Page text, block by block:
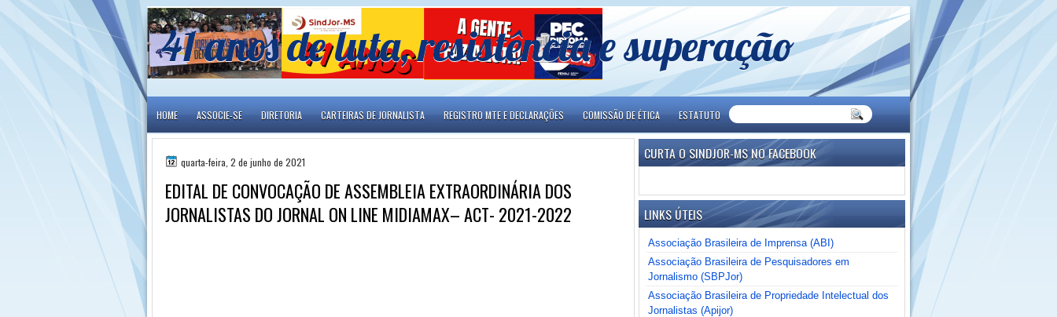
41 anos de luta, resistência e superação
HOME ASSOCIE-SE DIRETORIA CARTEIRAS DE JORNALISTA REGISTRO MTE E DECLARAÇÕES COMISSÃO DE ÉTICA ESTATUTO
quarta-feira, 2 de junho de 2021
EDITAL DE CONVOCAÇÃO DE ASSEMBLEIA EXTRAORDINÁRIA DOS
JORNALISTAS DO JORNAL ON LINE MIDIAMAX– ACT- 2021-2022
CURTA O SINDJOR-MS NO FACEBOOK
LINKS ÚTEIS
Associação Brasileira de Imprensa (ABI)
Associação Brasileira de Pesquisadores em
Jornalismo (SBPJor)
Associação Brasileira de Propriedade Intelectual dos
Jornalistas (Apijor)